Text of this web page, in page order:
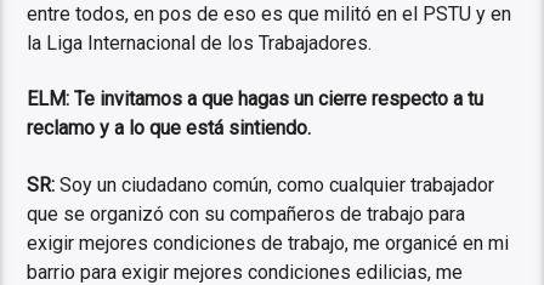
entre todos, en pos de eso es que militó en el PSTU y en
la Liga Internacional de los Trabajadores.
ELM: Te invitamos a que hagas un cierre respecto a tu
reclamo y a lo que está sintiendo.
SR: Soy un ciudadano común, como cualquier trabajador
que se organizó con su compañeros de trabajo para
exigir mejores condiciones de trabajo, me organicé en mi
barrio para exigir mejores condiciones edilicias, me